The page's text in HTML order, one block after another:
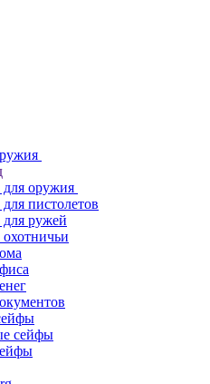
оружия
пистолетов
ружей
сейфы